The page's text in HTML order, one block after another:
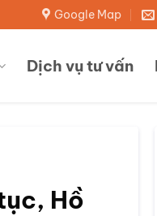
Google Map
Dịch vụ tư vấn
Hồ